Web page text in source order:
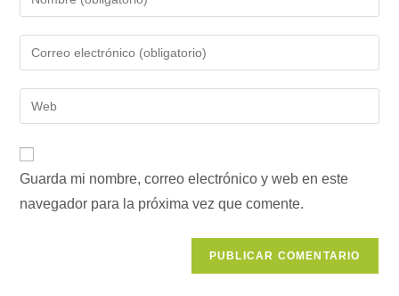
tu
nombre
de
usuario
para
comentar
Introduce
tu
dirección
de
para
comentar
Introduce
la
de
tu
web
Guarda mi nombre, correo electrónico y web en este
navegador para la próxima vez que comente.